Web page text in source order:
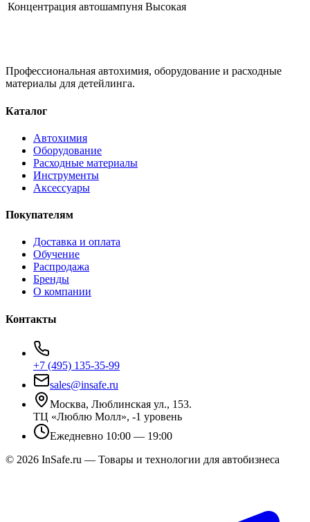
Концентрация автошампуня Высокая
Профессиональная автохимия, оборудование и расходные
материалы для детейлинга.
Каталог
Автохимия
Оборудование
Расходные материалы
Инструменты
Аксессуары
Покупателям
Доставка и оплата
Обучение
Распродажа
Бренды
О компании
Контакты
+7 (495) 135-35-99
sales@insafe.ru
Москва, Люблинская ул., 153.
ТЦ «Люблю Молл», -1 уровень
Ежедневно 10:00 — 19:00
© 2026 InSafe.ru — Товары и технологии для автобизнеса